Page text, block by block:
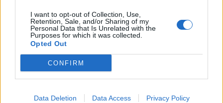
I want to opt-out of Collection, Use,
Retention, Sale, and/or Sharing of my
Personal Data that Is Unrelated with the
Purposes for which it was collected.
Opted Out
CONFIRM
Data Deletion Data Access Privacy Policy
ΡΟΗ ΕΙΔΗΣΕΩΝ
ΕΠΙΚΑΙΡΟΤΗΤΑ